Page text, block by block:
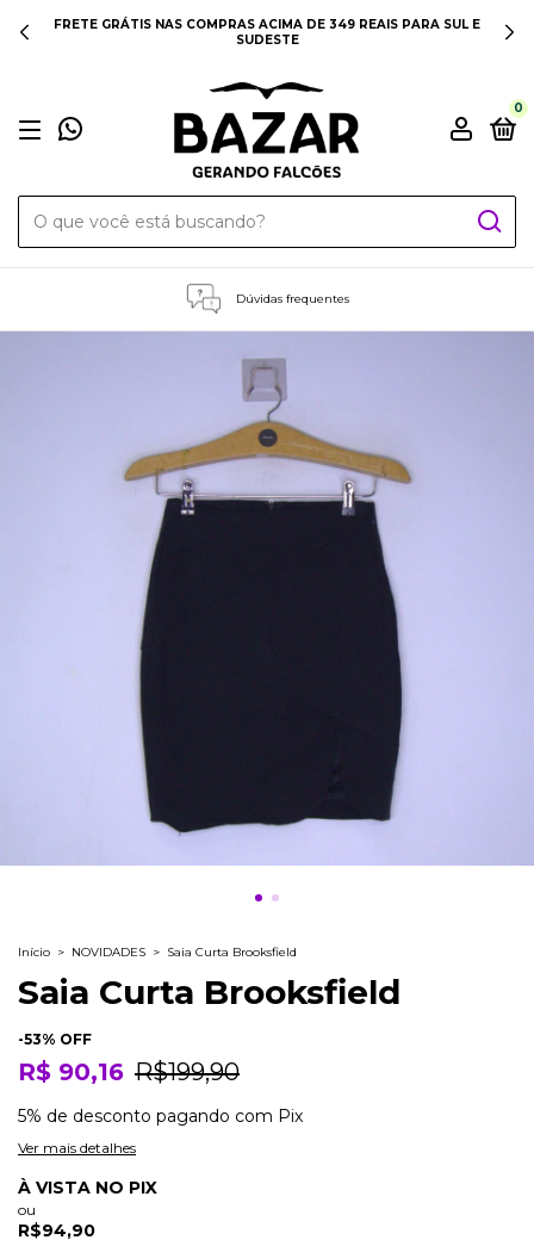
FRETE GRÁTIS NAS COMPRAS ACIMA DE 349 REAIS PARA SUL E
SUDESTE
0
Dúvidas frequentes
Início > NOVIDADES > Saia Curta Brooksfield
Saia Curta Brooksfield
-53% OFF
R$ 90,16 R$199,90
5% de desconto pagando com Pix
Ver mais detalhes
À VISTA NO PIX
ou
R$94,90